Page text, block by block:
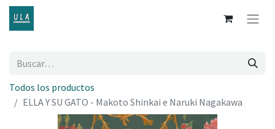
Todos los productos
ELLA Y SU GATO - Makoto Shinkai e Naruki Nagakawa